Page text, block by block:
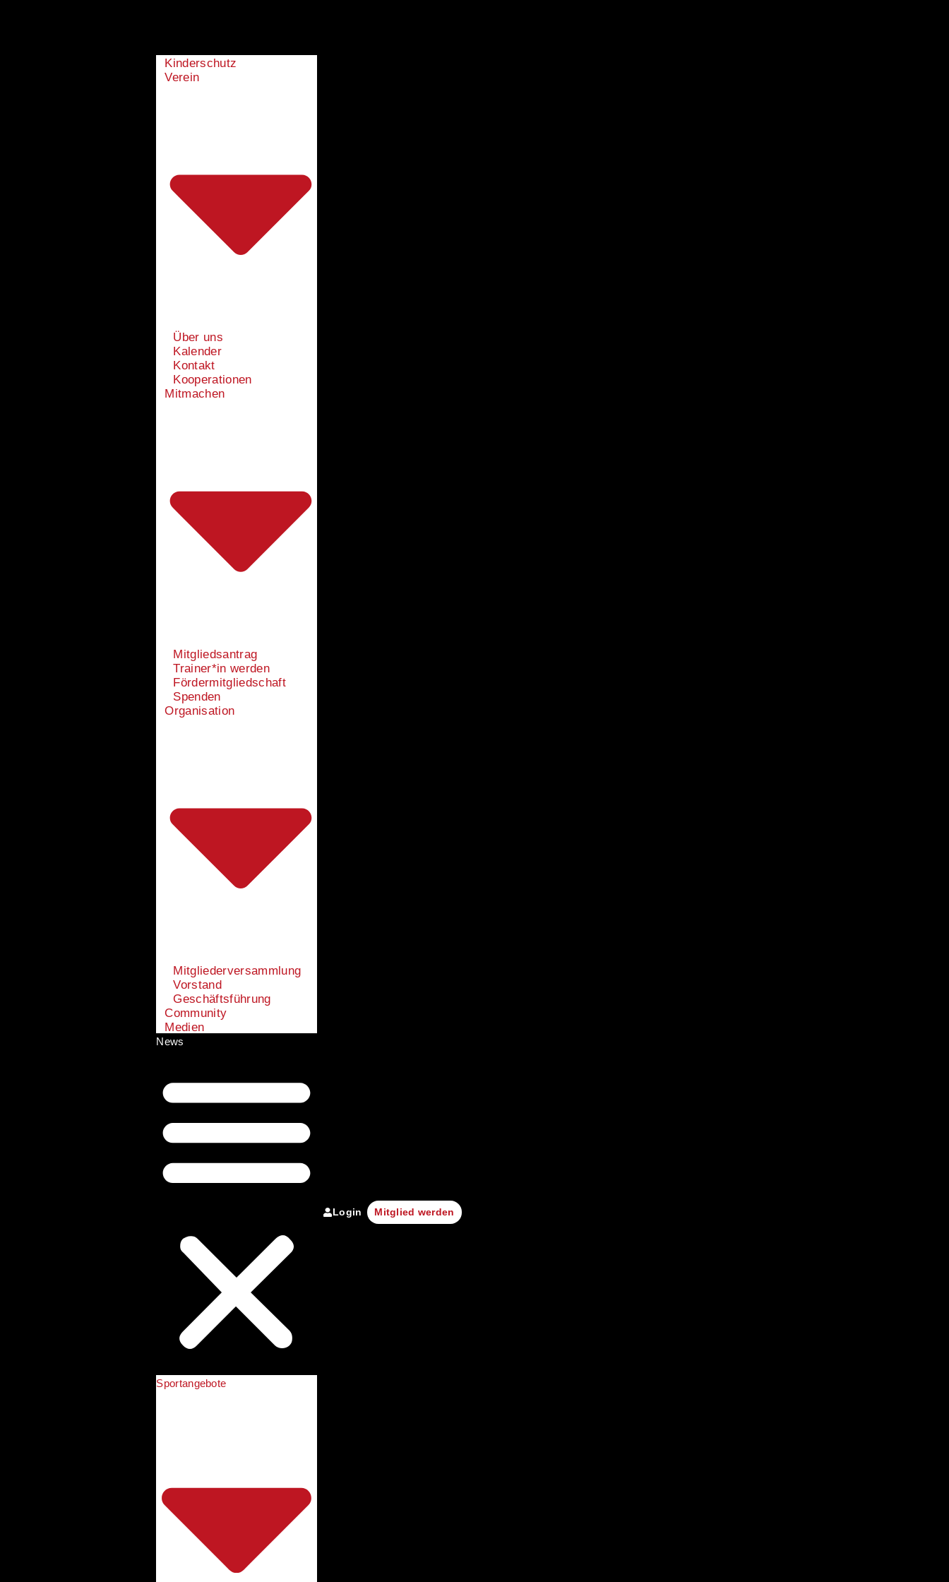
Kinderschutz
Verein
Über uns
Kalender
Kontakt
Kooperationen
Mitmachen
Mitgliedsantrag
Trainer*in werden
Fördermitgliedschaft
Spenden
Organisation
Mitgliederversammlung
Vorstand
Geschäftsführung
Community
Medien
News
Sportangebote
Login Mitglied werden